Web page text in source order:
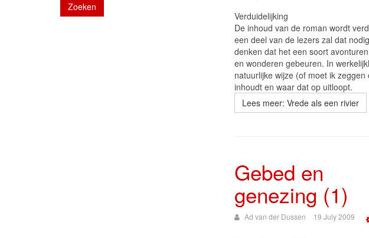
Verduidelijking
De inhoud van de roman wordt
een deel van de lezers zal dat
denken dat het een soort
en wonderen gebeuren. In
natuurlijke wijze (of moet ik
inhoudt en waar dat op uitloopt.
Lees meer: Vrede als een rivier
Gebed en
genezing (1)
Ad van der Dussen 19 July 2009
Zoeken